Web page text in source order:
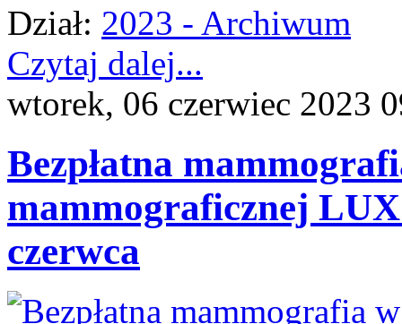
Dział: 2023 - Archiwum
Czytaj dalej...
wtorek, 06 czerwiec 2023
Bezpłatna
mammograficznej
czerwca